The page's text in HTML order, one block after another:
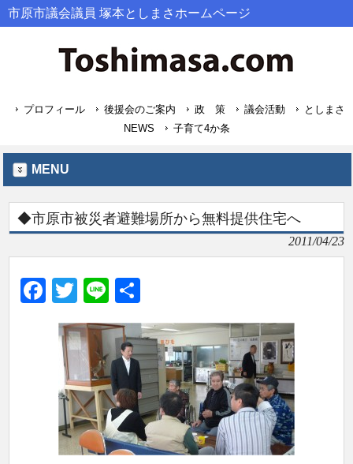
市原市議会議員 塚本としまさホームページ
プロフィール 後援会のご案内 政 策 議会活動
としまさ
NEWS
子育て4か条
MENU
◆市原市被災者避難場所から無料提供住宅へ
2011/04/23
Facebook
Twitter
Line
有